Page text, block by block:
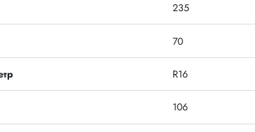
235
70
R16
106